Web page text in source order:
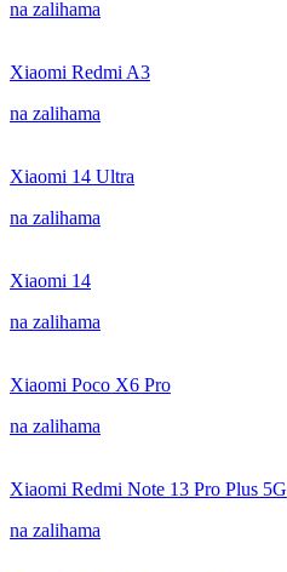
na zalihama
Xiaomi Redmi A3
na zalihama
Xiaomi 14 Ultra
na zalihama
Xiaomi 14
na zalihama
Xiaomi Poco X6 Pro
na zalihama
Xiaomi Redmi Note 13 Pro Plus 5G
na zalihama